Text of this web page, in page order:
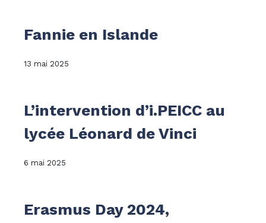
Fannie en Islande
13 mai 2025
L’intervention d’i.PEICC au
lycée Léonard de Vinci
6 mai 2025
Erasmus Day 2024,